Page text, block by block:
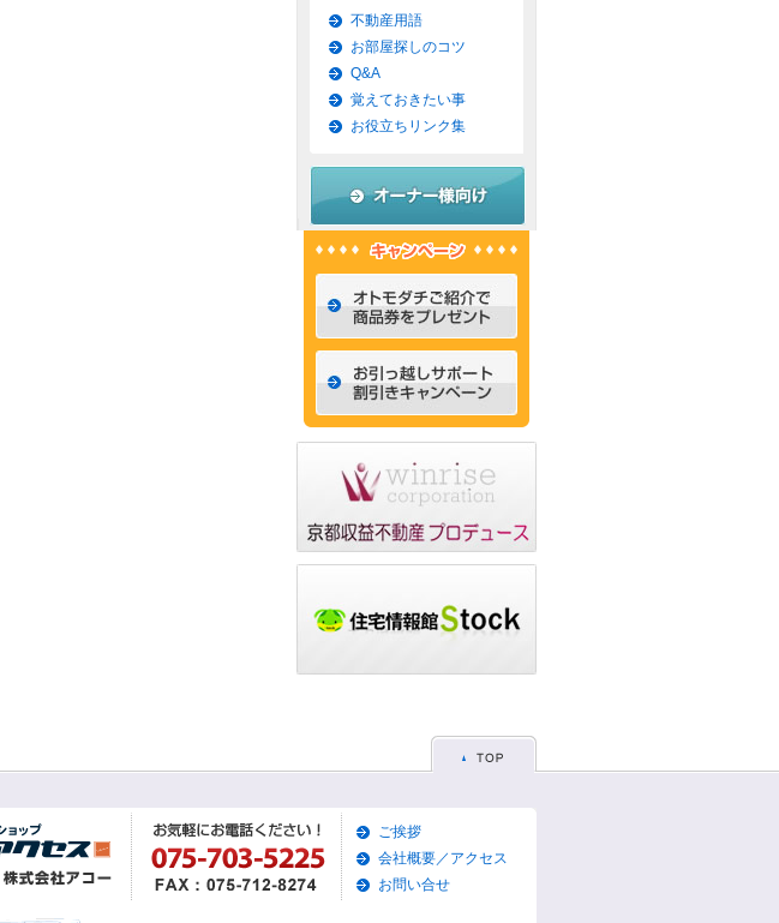
☆京都市上京区賃貸お得
な1ＬＤＫマンション☆
2015/06/07
☆京都市左京区賃貸お得
な1Ｋマンション☆
2015/06/02
☆京都市左京区賃貸お得
2015/05/31
な1ＬＤＫマンション☆
☆京都市左京区賃貸おし
ゃれなデザイナーズマン
ション☆
☆京都市左京区賃貸お得
な1ＬＤＫ物件☆
2015/05/28
☆京都市東山区賃貸お得
2015/05/26
な1Ｋマンション☆
物件☆
2015/05/19
☆京都市左京区賃貸築浅1
Ｋマンション☆
2015/05/17
不動産用語
お部屋探しのコツ
Q&A
覚えておきたい事
お役立ちリンク集
ご挨拶
会社概要／アクセス
お問い合せ